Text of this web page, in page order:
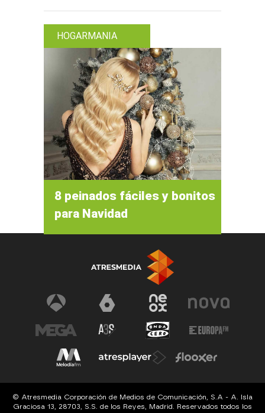
HOGARMANIA
8 peinados fáciles y bonitos
para Navidad
© Atresmedia Corporación de Medios de Comunicación, S.A - A. Isla
Graciosa 13, 28703, S.S. de los Reyes, Madrid. Reservados todos los